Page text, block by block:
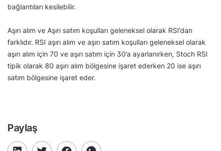
bağlantıları kesilebilir.
Aşırı alım ve Aşırı satım koşulları geleneksel olarak RSI’dan
farklıdır. RSI aşırı alım ve aşırı satım koşulları geleneksel olarak
aşırı alım için 70 ve aşırı satım için 30’a ayarlanırken, Stoch RSI
tipik olarak 80 aşırı alım bölgesine işaret ederken 20 ise aşırı
satım bölgesine işaret eder.
Paylaş